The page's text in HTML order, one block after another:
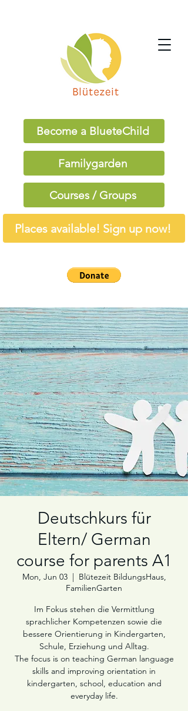
Become a BlueteChild
Familygarden
Courses / Groups
Places available! Sign up now!
Deutschkurs für
Eltern/ German
course for parents A1
Mon, Jun 03
  |
Blütezeit BildungsHaus,
FamilienGarten
Im Fokus stehen die Vermittlung
sprachlicher Kompetenzen sowie die
bessere Orientierung in Kindergarten,
Schule, Erziehung und Alltag.
The focus is on teaching German language
skills and improving orientation in
kindergarten, school, education and